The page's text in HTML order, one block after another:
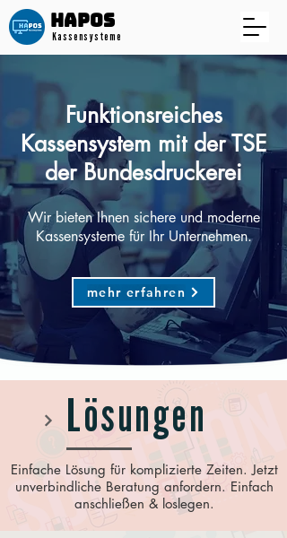
HAPOS​
Kassensysteme
Funktionsreiches
Kassensystem mit der TSE
derBundesdruckerei
Wir bieten Ihnen sichere und moderne
Kassensysteme für Ihr Unternehmen.
mehr erfahren
Lösungen
Einfache Lösung für komplizierte Zeiten. Jetzt
unverbindliche Beratung anfordern. Einfach
anschließen & loslegen.